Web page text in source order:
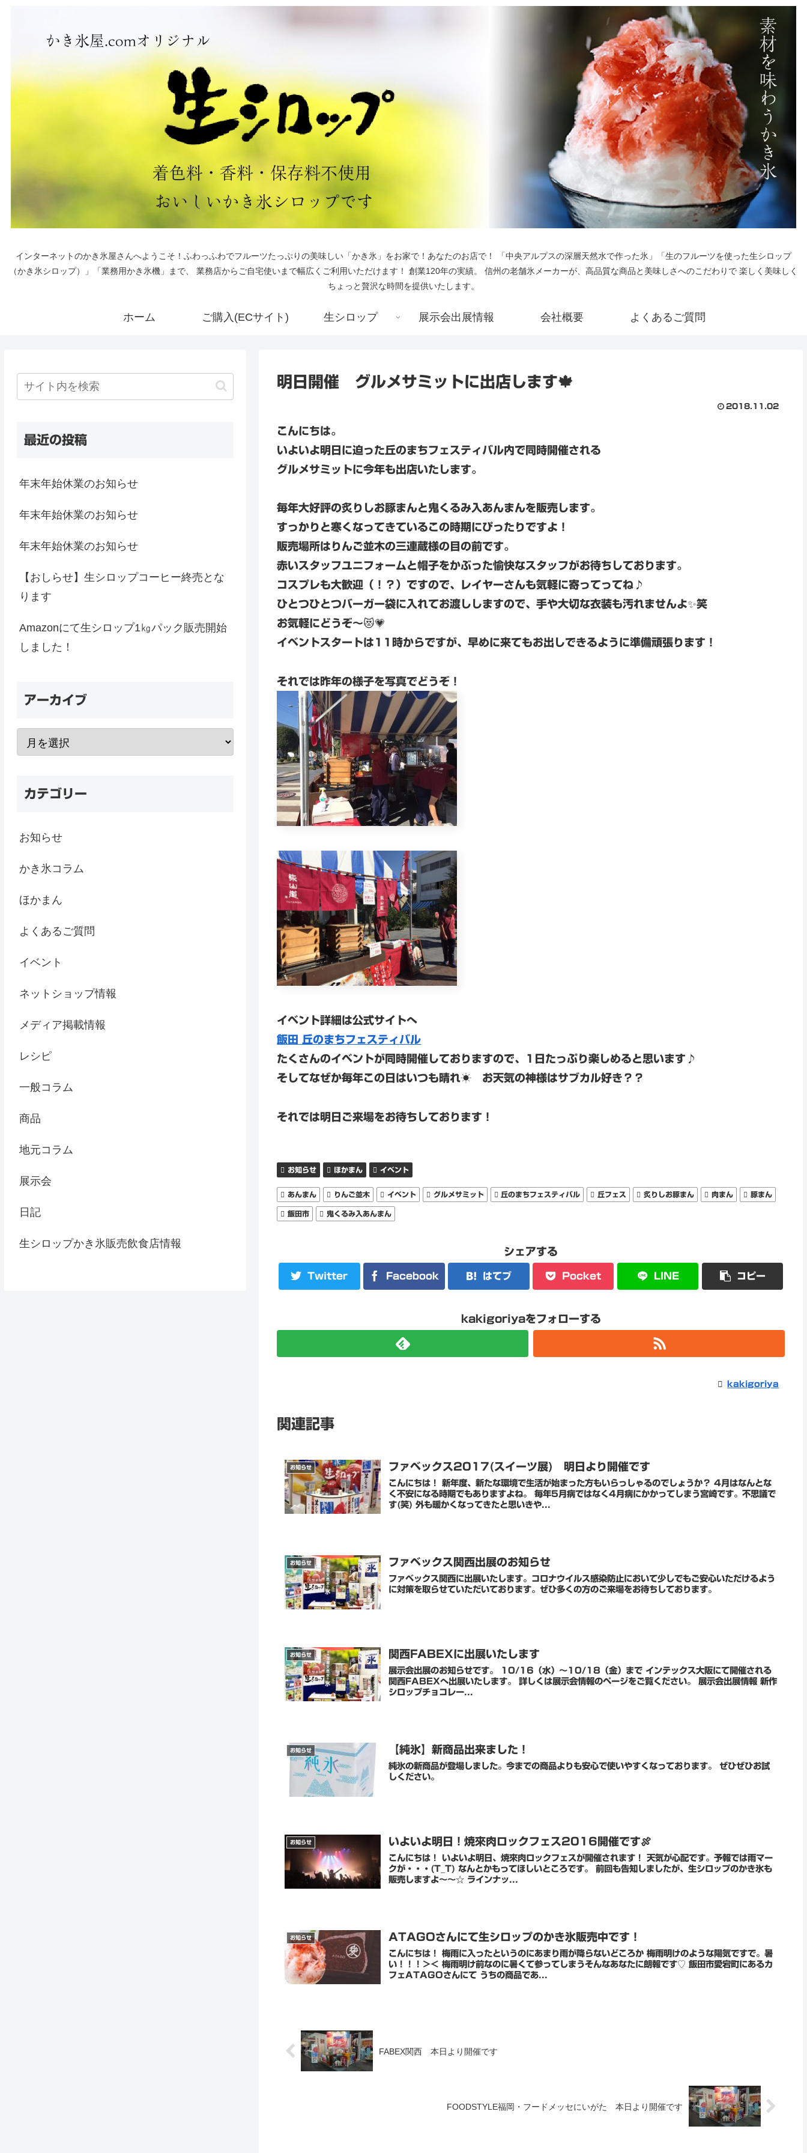
インターネットのかき氷屋さんへようこそ！ふわっふわでフルーツたっぷりの美味しい「かき氷」をお家で！あなたのお店で！ 「中央アルプスの深層天然水で作った氷」「生のフルーツを使った生シロップ
（かき氷シロップ）」「業務用かき氷機」まで、 業務店からご自宅使いまで幅広くご利用いただけます！ 創業120年の実績。 信州の老舗氷メーカーが、高品質な商品と美味しさへのこだわりで 楽しく美味しく
ちょっと贅沢な時間を提供いたします。
ホーム ご購入(ECサイト) 生シロップ 展示会出展情報 会社概要 よくあるご質問
明日開催 グルメサミットに出店します🍁
2018.11.02
こんにちは。
いよいよ明日に迫った丘のまちフェスティバル内で同時開催される
グルメサミットに今年も出店いたします。
毎年大好評の炙りしお豚まんと鬼くるみ入あんまんを販売します。
すっかりと寒くなってきているこの時期にぴったりですよ！
販売場所はりんご並木の三連蔵様の目の前です。
赤いスタッフユニフォームと帽子をかぶった愉快なスタッフがお待ちしております。
コスプレも大歓迎（！？）ですので、レイヤーさんも気軽に寄ってってね♪
ひとつひとつバーガー袋に入れてお渡ししますので、手や大切な衣装も汚れませんよ✨笑
お気軽にどうぞ～😻💗
イベントスタートは11時からですが、早めに来てもお出しできるように準備頑張ります！
それでは昨年の様子を写真でどうぞ！
イベント詳細は公式サイトへ
飯田 丘のまちフェスティバル
たくさんのイベントが同時開催しておりますので、1日たっぷり楽しめると思います♪
そしてなぜか毎年この日はいつも晴れ☀ お天気の神様はサブカル好き？？
それでは明日ご来場をお待ちしております！
お知らせ ほかまん イベント
あんまん りんご並木 イベント グルメサミット 丘のまちフェスティバル 丘フェス 炙りしお豚まん 肉まん 豚まん
飯田市 鬼くるみ入あんまん
シェアする
Twitter Facebook はてブ Pocket LINE コピー
kakigoriyaをフォローする
kakigoriya
関連記事
お知らせ ファベックス2017(スイーツ展) 明日より開催です
こんにちは！ 新年度、新たな環境で生活が始まった方もいらっしゃるのでしょうか？ 4月はなんとな
く不安になる時期でもありますよね。 毎年5月病ではなく4月病にかかってしまう宮崎です。不思議で
す(笑) 外も暖かくなってきたと思いきや...
お知らせ ファベックス関西出展のお知らせ
ファベックス関西に出展いたします。コロナウイルス感染防止において少しでもご安心いただけるよう
に対策を取らせていただいております。ぜひ多くの方のご来場をお待ちしております。
お知らせ 関西FABEXに出展いたします
展示会出展のお知らせです。 10/16（水）～10/18（金）まで インテックス大阪にて開催される
関西FABEXへ出展いたします。 詳しくは展示会情報のページをご覧ください。 展示会出展情報 新作
シロップチョコレー...
お知らせ 【純氷】新商品出来ました！
純氷の新商品が登場しました。今までの商品よりも安心で使いやすくなっております。 ぜひぜひお試
しください。
お知らせ いよいよ明日！焼來肉ロックフェス2016開催です🍖
こんにちは！ いよいよ明日、焼來肉ロックフェスが開催されます！ 天気が心配です。予報では雨マー
クが・・・(T_T) なんとかもってほしいところです。 前回も告知しましたが、生シロップのかき氷も
販売しますよ～～☆ ラインナッ...
お知らせ ATAGOさんにて生シロップのかき氷販売中です！
こんにちは！ 梅雨に入ったというのにあまり雨が降らないどころか 梅雨明けのような陽気ですで。暑
い！！！＞＜ 梅雨明け前なのに暑くて参ってしまうそんなあなたに朗報です♡ 飯田市愛宕町にあるカ
フェATAGOさんにて うちの商品であ...
FABEX関西 本日より開催です
FOODSTYLE福岡・フードメッセにいがた 本日より開催です
最近の投稿
年末年始休業のお知らせ
年末年始休業のお知らせ
年末年始休業のお知らせ
【おしらせ】生シロップコーヒー終売とな
ります
Amazonにて生シロップ1㎏パック販売開始
しました！
アーカイブ
カテゴリー
お知らせ
かき氷コラム
ほかまん
よくあるご質問
イベント
ネットショップ情報
メディア掲載情報
レシピ
一般コラム
商品
地元コラム
展示会
日記
生シロップかき氷販売飲食店情報